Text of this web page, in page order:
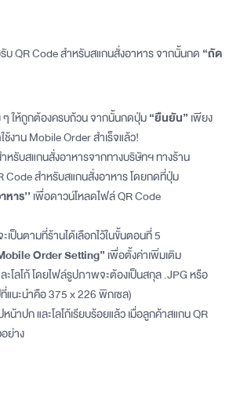
QR Code สำหรับสแกนสั่งอาหาร จากนั้นกด “ถัด
ให้ถูกต้องครบถ้วน จากนั้นกดปุ่ม“ยืนยัน” เพียง
ช้งาน Mobile Order สำเร็จแล้ว!
หรับสแกนสั่งอาหารจากทางบริษัทฯ ทางร้าน
Code สำหรับสแกนสั่งอาหาร โดยกดที่ปุ่ม
าร’’ เพื่อดาวน์โหลดไฟล์ QR Code
เป็นตามที่ร้านได้เลือกไว้ในขั้นตอนที่ 5
Order Setting” เพื่อตั้งค่าเพิ่มเติม
โลโก้ โดยไฟล์รูปภาพจะต้องเป็นสกุล .JPG หรือ
แนะนำคือ 375 x 226 พิกเซล)
าปก และโลโก้เรียบร้อยแล้ว เมื่อลูกค้าสแกน QR
ย่าง